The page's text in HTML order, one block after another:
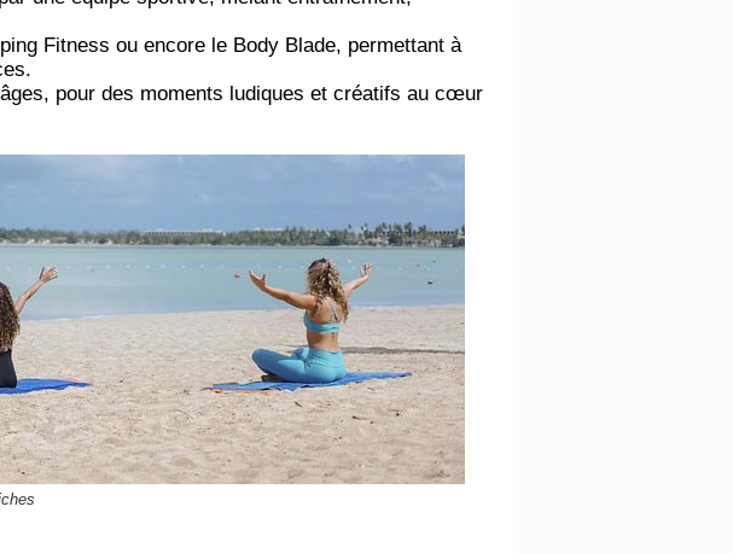
Fitness ou encore le Body Blade, permettant à
pour des moments ludiques et créatifs au cœur